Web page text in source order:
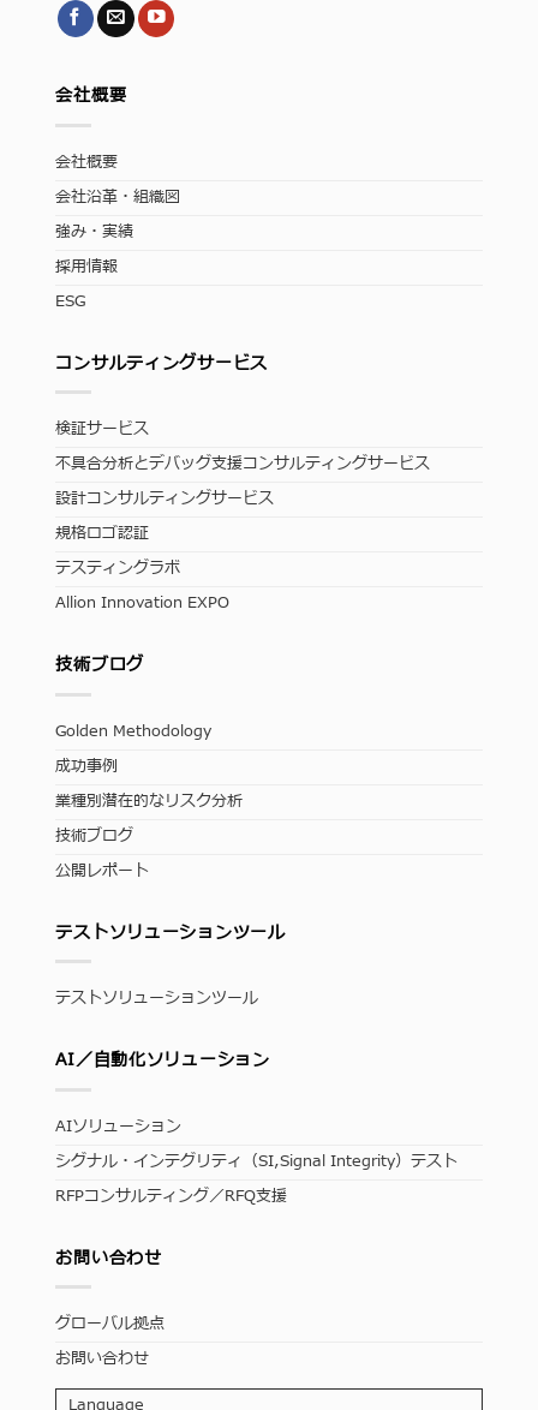
会社概要
会社概要
会社沿革・組織図
強み・実績
採用情報
ESG
コンサルティングサービス
検証サービス
不具合分析とデバッグ支援コンサルティングサービス
設計コンサルティングサービス
規格ロゴ認証
テスティングラボ
Allion Innovation EXPO
技術ブログ
Golden Methodology
成功事例
業種別潜在的なリスク分析
技術ブログ
公開レポート
テストソリューションツール
テストソリューションツール
AI／自動化ソリューション
AIソリューション
シグナル・インテグリティ（SI,Signal Integrity）テスト
RFPコンサルティング／RFQ支援
お問い合わせ
グローバル拠点
お問い合わせ